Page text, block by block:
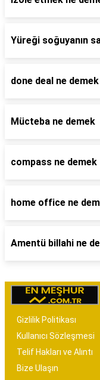
Yüreği soğuyanın
done deal ne demek
Mücteba ne demek
compass ne demek
home office ne
Amentü billahi ne
Gizlilik Politikası
Kullanıcı Sözleşmesi
Telif Hakları ve Alıntı
Bize Ulaşın